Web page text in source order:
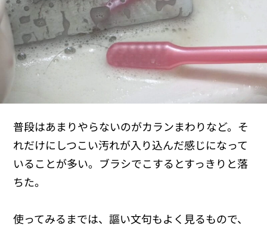
普段はあまりやらないのがカランまわりなど。そ
れだけにしつこい汚れが入り込んだ感じになって
いることが多い。ブラシでこするとすっきりと落
ちた。
使ってみるまでは、謳い文句もよく見るもので、